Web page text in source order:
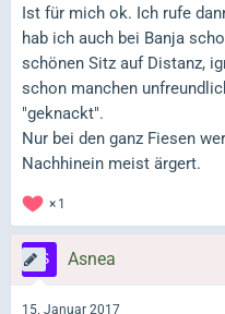
Ist für mich ok. Ich rufe
hab ich auch bei Banja
schönen Sitz auf Distanz,
schon manchen
"geknackt".
Nur bei den ganz Fiesen
Nachhinein meist ärgert.
1
Asnea
15. Januar 2017